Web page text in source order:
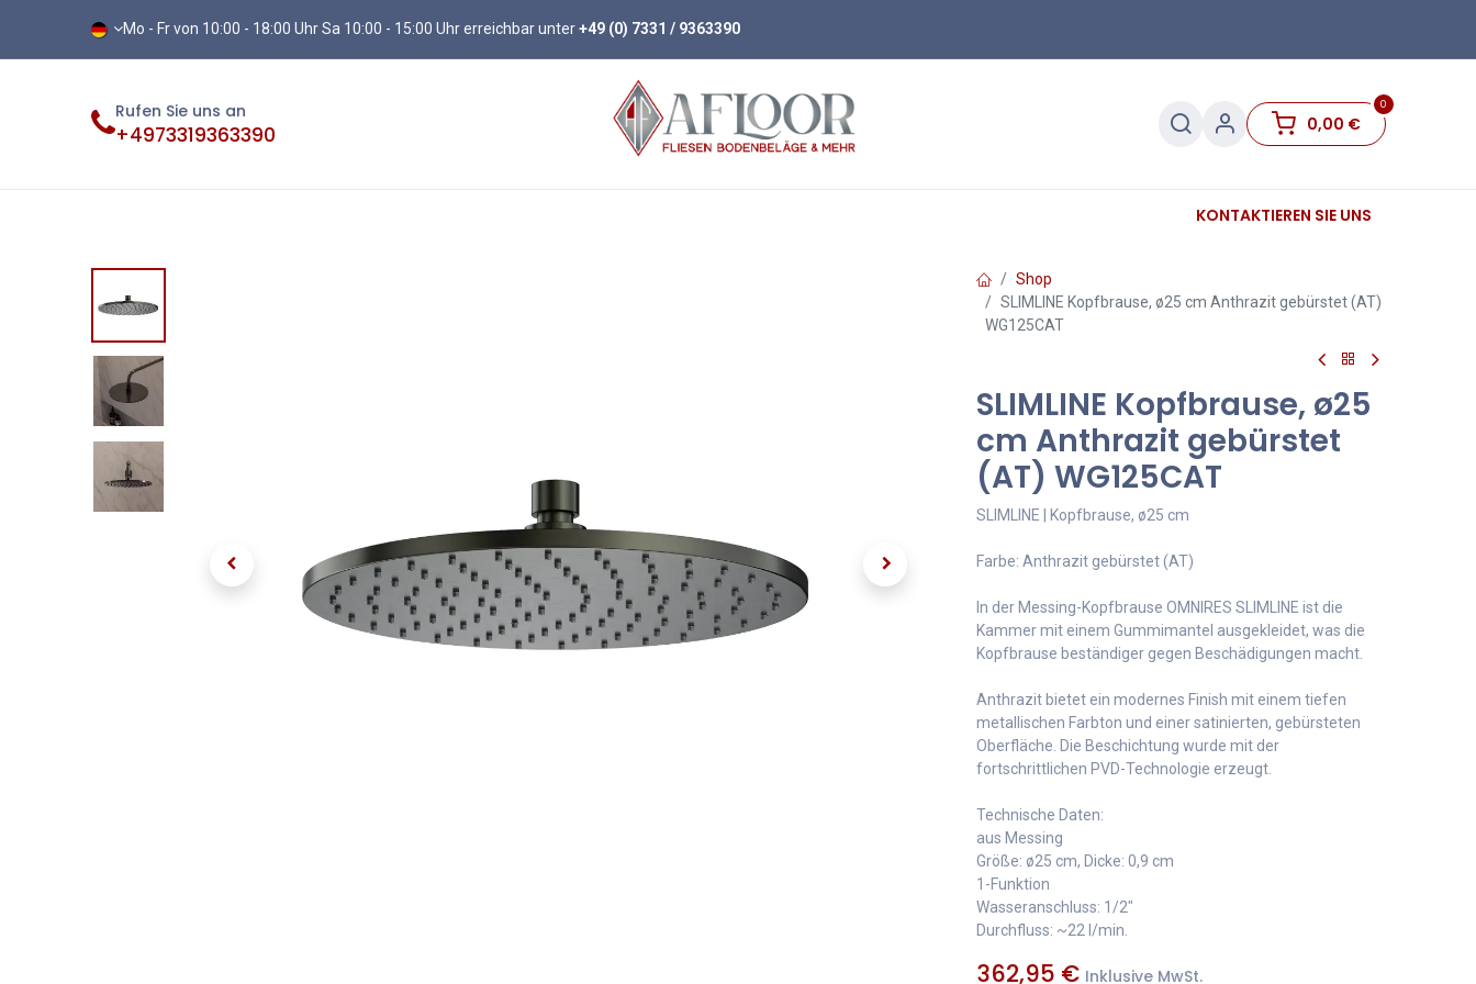
Mo - Fr von 10:00 - 18:00 Uhr Sa 10:00 - 15:00 Uhr erreichbar unter+49 (0) 7331 / 9363390
Rufen Sie uns an
+4973319363390
0
0,00 €
Sockelleisten Sale
KONTAKTIEREN SIE UNS
Shop
SLIMLINE Kopfbrause, ø25 cm Anthrazit gebürstet (AT)
WG125CAT
SLIMLINE Kopfbrause, ø25
cm Anthrazit gebürstet
(AT) WG125CAT
SLIMLINE | Kopfbrause, ø25 cm
Farbe: Anthrazit gebürstet (AT)
In der Messing-Kopfbrause OMNIRES SLIMLINE ist die
Kammer mit einem Gummimantel ausgekleidet, was die
Kopfbrause beständiger gegen Beschädigungen macht.
Anthrazit bietet ein modernes Finish mit einem tiefen
metallischen Farbton und einer satinierten, gebürsteten
Oberfläche. Die Beschichtung wurde mit der
fortschrittlichen PVD-Technologie erzeugt.
Technische Daten:
aus Messing
Größe: ø25 cm, Dicke: 0,9 cm
1-Funktion
Wasseranschluss: 1/2"
Durchfluss: ~22 l/min.
362,95 € Inklusive MwSt.